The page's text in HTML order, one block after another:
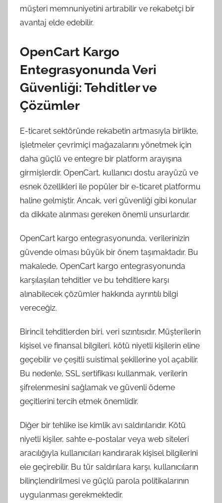
müşteri memnuniyetini artırabilir ve rekabetçi bir
avantaj elde edebilir.
OpenCart Kargo
Entegrasyonunda Veri
Güvenliği: Tehditler ve
Çözümler
E-ticaret sektöründe rekabetin artmasıyla birlikte,
işletmeler çevrimiçi mağazalarını yönetmek için
daha güçlü ve entegre bir platform arayışına
girmişlerdir. OpenCart, kullanıcı dostu arayüzü ve
esnek özellikleri ile popüler bir e-ticaret platformu
haline gelmiştir. Ancak, veri güvenliği gibi konular
da dikkate alınması gereken önemli unsurlardır.
OpenCart kargo entegrasyonunda, verilerinizin
güvende olması büyük bir önem taşımaktadır. Bu
makalede, OpenCart kargo entegrasyonunda
karşılaşılan tehditler ve bu tehditlere karşı
alınabilecek çözümler hakkında ayrıntılı bilgi
vereceğiz.
Birincil tehditlerden biri, veri sızıntısıdır. Müşterilerin
kişisel ve finansal bilgileri, kötü niyetli kişilerin eline
geçebilir ve çeşitli suistimal şekillerine yol açabilir.
Bu nedenle, SSL sertifikası kullanmak, verilerin
şifrelenmesini sağlamak ve güvenli ödeme
geçitlerini tercih etmek önemlidir.
Diğer bir tehlike ise kimlik avı saldırılarıdır. Kötü
niyetli kişiler, sahte e-postalar veya web siteleri
aracılığıyla kullanıcıları kandırarak kişisel bilgilerini
ele geçirebilir. Bu tür saldırılara karşı, kullanıcıların
bilinçlendirilmesi ve güçlü parola politikalarının
uygulanması gerekmektedir.